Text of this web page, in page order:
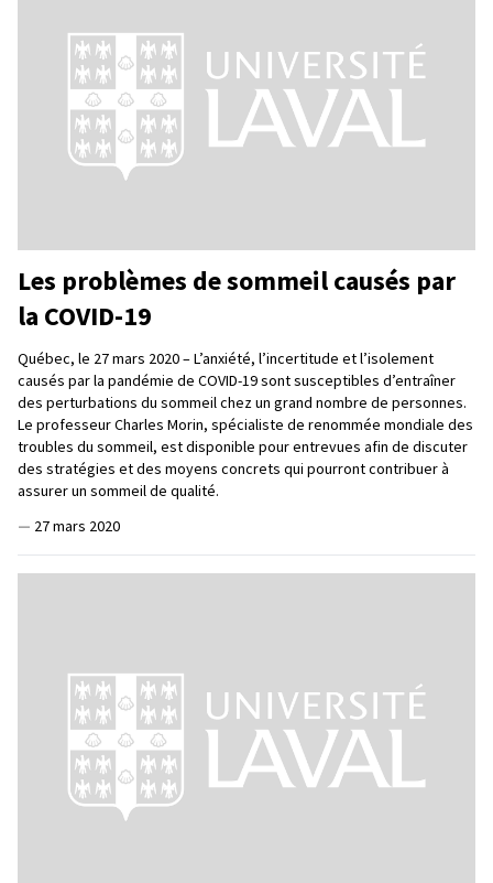
Les problèmes de sommeil causés par
la COVID-19
Québec, le 27 mars 2020 – L’anxiété, l’incertitude et l’isolement
causés par la pandémie de COVID-19 sont susceptibles d’entraîner
des perturbations du sommeil chez un grand nombre de personnes.
Le professeur Charles Morin, spécialiste de renommée mondiale des
troubles du sommeil, est disponible pour entrevues afin de discuter
des stratégies et des moyens concrets qui pourront contribuer à
assurer un sommeil de qualité.
— 27 mars 2020